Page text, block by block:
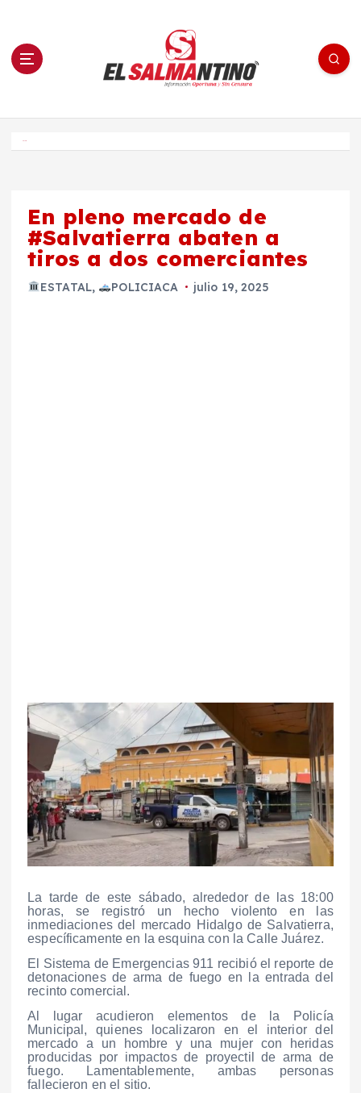
n El Salmantino - medios/noticias/editorial
En pleno mercado de
#Salvatierra abaten a
tiros a dos comerciantes
ESTATAL, POLICIACA julio 19, 2025
La tarde de este sábado, alrededor de las 18:00
horas, se registró un hecho violento en las
inmediaciones del mercado Hidalgo de Salvatierra,
específicamente en la esquina con la Calle Juárez.
El Sistema de Emergencias 911 recibió el reporte de
detonaciones de arma de fuego en la entrada del
recinto comercial.
Al lugar acudieron elementos de la Policía
Municipal, quienes localizaron en el interior del
mercado a un hombre y una mujer con heridas
producidas por impactos de proyectil de arma de
fuego. Lamentablemente, ambas personas
fallecieron en el sitio.